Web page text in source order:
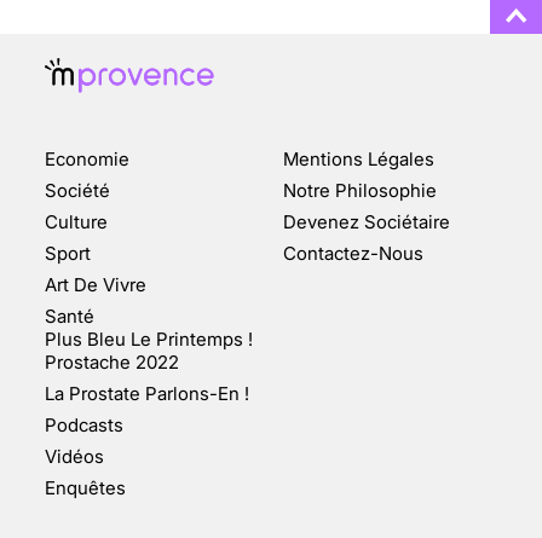
FAIT SURFACE À
MARSEILLE (1/5)
10 jan 2022
Economie
Société
Culture
Sport
Art De Vivre
Santé
Plus Bleu Le Printemps !
Prostache 2022
La Prostate Parlons-En !
Podcasts
Vidéos
Enquêtes
Mentions Légales
Notre Philosophie
Devenez Sociétaire
Contactez-Nous